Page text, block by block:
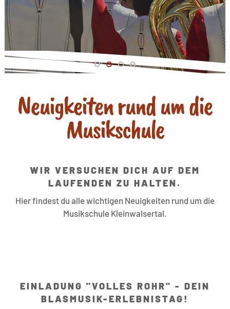
Neuigkeiten rund um die
Musikschule
WIR VERSUCHEN DICH AUF DEM
LAUFENDEN ZU HALTEN.
Hier findest du alle wichtigen Neuigkeiten rund um die
Musikschule Kleinwalsertal.
EINLADUNG "VOLLES ROHR" - DEIN
BLASMUSIK-ERLEBNISTAG!